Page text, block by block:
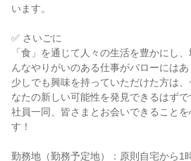
います。
✅ さいごに
「食」を通じて人々の生活を豊かにし
んなやりがいのある仕事がバローにはあ
少しでも興味を持っていただけた方は
なたの新しい可能性を発見できるはずで
社員一同、皆さまとお会いできること
す！
勤務地（勤務予定地）：原則自宅から1